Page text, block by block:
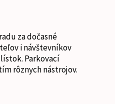
za dočasné
i návštevníkov
Parkovací
rôznych nástrojov.